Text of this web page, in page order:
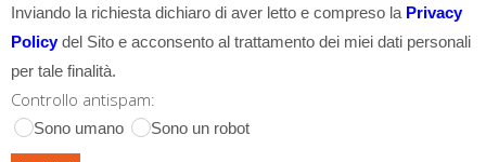
Inviando la richiesta dichiaro di aver letto e compreso la Privacy
Policydel Sito e acconsento al trattamento dei miei dati personali
per tale finalità.
Controllo antispam:
Sono umano Sono un robot